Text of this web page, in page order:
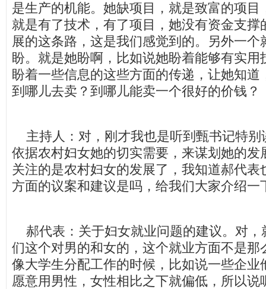
是生产的机能。她缺项目，就是致富的项目
就是有了技术，有了项目，她没有资金支撑
展的这条路，这是我们感觉到的。另外一个
盼。就是她盼啊，比如说她盼着能够有实用
盼着一些信息的这些方面的传递，让她知道
到哪儿去卖？到哪儿能卖一个很好的价钱？
主持人：对，刚才我也是听到甄书记特别
依据农村妇女她的切实需要，来谋划她的发
关注的是农村妇女的发展了，我知道郝代表
方面的议案和建议是吗，给我们大家介绍一
郝代表：关于妇女就业问题的建议。对，
们这个对男的和女的，这个就业方面不是那
像大学生分配工作的时候，比如说一些企业
愿意用男性，女性相比之下就偏低，所以说